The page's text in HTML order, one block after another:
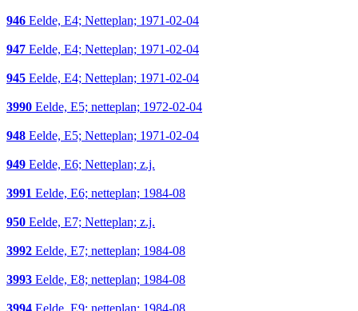
946 Eelde, E4; Netteplan; 1971-02-04
947 Eelde, E4; Netteplan; 1971-02-04
945 Eelde, E4; Netteplan; 1971-02-04
3990 Eelde, E5; netteplan; 1972-02-04
948 Eelde, E5; Netteplan; 1971-02-04
949 Eelde, E6; Netteplan; z.j.
3991 Eelde, E6; netteplan; 1984-08
950 Eelde, E7; Netteplan; z.j.
3992 Eelde, E7; netteplan; 1984-08
3993 Eelde, E8; netteplan; 1984-08